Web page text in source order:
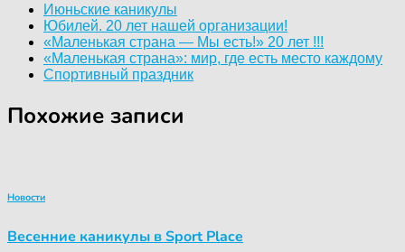
Июньские каникулы
Юбилей. 20 лет нашей организации!
«Маленькая страна — Мы есть!» 20 лет !!!
«Маленькая страна»: мир, где есть место каждому
Спортивный праздник
Похожие записи
Новости
Весенние каникулы в Sport Place